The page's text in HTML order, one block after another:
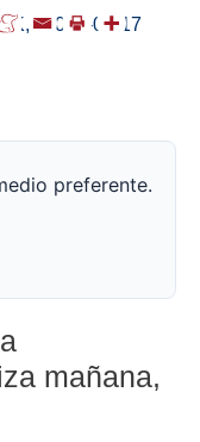
,/2025-04-17
preferente.
mañana,